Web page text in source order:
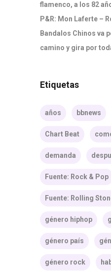
flamenco, a los 82
P&R: Mon Laferte –
Bandalos Chinos va
camino y gira por
Etiquetas
años bbnews
Chart Beat
demanda
Fuente: Rock & Pop
Fuente: Rolling
género hiphop
género país
género rock